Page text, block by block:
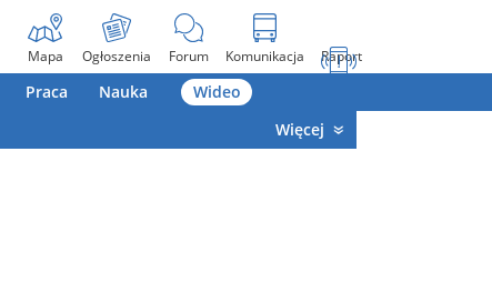
Mapa Ogłoszenia Forum Komunikacja Raport
Praca Nauka
Wideo
Więcej